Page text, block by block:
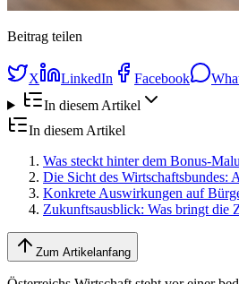
Beitrag teilen
X LinkedIn Facebook
In diesem Artikel
In diesem Artikel
Was steckt hinter dem Bonus-
Die Sicht des Wirtschaftsbundes:
Konkrete Auswirkungen auf
Zukunftsausblick: Was bringt die
Zum Artikelanfang